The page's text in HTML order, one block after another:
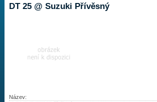
Výrobce:
Najít vrtuli
DT 25 @ Suzuki Přívěsný
Název: